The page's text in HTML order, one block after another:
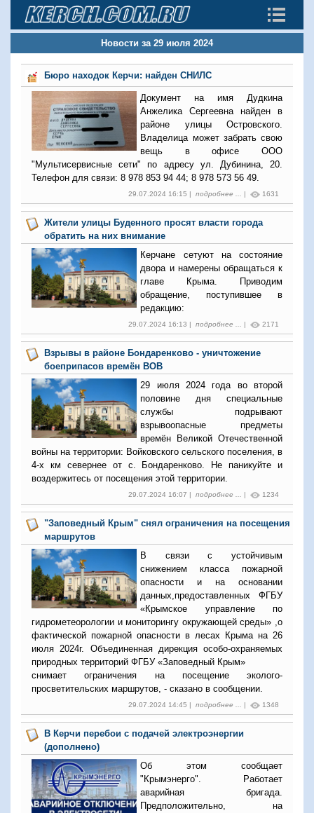
Новости за 29 июля 2024
Бюро находок Керчи: найден СНИЛС
Документ на имя Дудкина
Анжелика Сергеевна найден в
районе улицы Островского.
Владелица может забрать свою
вещь в офисе ООО
"Мультисервисные сети" по адресу ул. Дубинина, 20.
Телефон для связи: 8 978 853 94 44; 8 978 573 56 49.
29.07.2024 16:15 | подробнее ... | 1631
Жители улицы Буденного просят власти города
обратить на них внимание
Керчане сетуют на состояние
двора и намерены обращаться к
главе Крыма. Приводим
обращение, поступившее в
редакцию:
29.07.2024 16:13 | подробнее ... | 2171
Взрывы в районе Бондаренково - уничтожение
боеприпасов времён ВОВ
29 июля 2024 года во второй
половине дня специальные
службы подрывают
взрывоопасные предметы
времён Великой Отечественной
войны на территории: Войковского сельского поселения, в
4-х км севернее от с. Бондаренково. Не паникуйте и
воздержитесь от посещения этой территории.
29.07.2024 16:07 | подробнее ... | 1234
"Заповедный Крым" снял ограничения на посещения
маршрутов
В связи с устойчивым
снижением класса пожарной
опасности и на основании
данных,предоставленных ФГБУ
«Крымское управление по
гидрометеорологии и мониторингу окружающей среды» ,о
фактической пожарной опасности в лесах Крыма на 26
июля 2024г. Объединенная дирекция особо-охраняемых
природных территорий ФГБУ «Заповедный Крым»
снимает ограничения на посещение эколого-
просветительских маршрутов, - сказано в сообщении.
29.07.2024 14:45 | подробнее ... | 1348
В Керчи перебои с подачей электроэнергии
(дополнено)
Об этом сообщает
"Крымэнерго". Работает
аварийная бригада.
Предположительно, на